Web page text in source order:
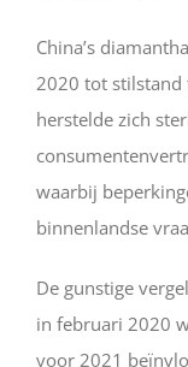
China’s
2020 tot stilstand
herstelde zich
waarbij
binnenlandse
De gunstige
in februari 2020
voor 2021